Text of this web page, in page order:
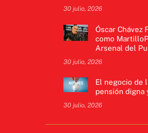
30 julio, 2026
Óscar Chávez
como
Arsenal del
30 julio, 2026
El negocio de
pensión digna
30 julio, 2026